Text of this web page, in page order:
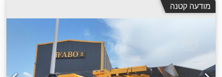
מודעה קטנה